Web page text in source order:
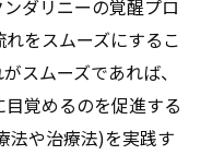
ダリニーの覚醒プロ
をスムーズにするこ
スムーズであれば、
覚めるのを促進する
法や治療法)を実践す